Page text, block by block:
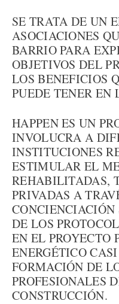
SE TRATA DE UN
ASOCIACIONES
BARRIO PARA
OBJETIVOS DEL
LOS BENEFICIOS
PUEDE TENER
HAPPEN ES UN
INVOLUCRA A
INSTITUCIONES
ESTIMULAR EL
REHABILITADAS,
PRIVADAS A
DE LOS
EN EL PROYECTO
ENERGÉTICO
FORMACIÓN DE
PROFESIONALES
CONSTRUCCIÓN.